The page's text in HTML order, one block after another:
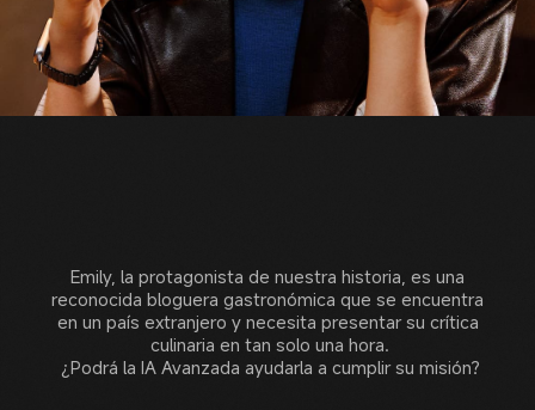
Emily, la protagonista de nuestra historia, es una
reconocida bloguera gastronómica que se encuentra
en un país extranjero y necesita presentar su crítica
culinaria en tan solo una hora.
¿Podrá la IA Avanzada ayudarla a cumplir su misión?